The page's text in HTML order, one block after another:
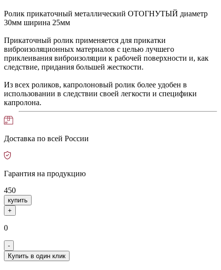
Ролик прикаточный металлический ОТОГНУТЫЙ диаметр
30мм ширина 25мм
Прикаточный ролик применяется для прикатки
виброизоляционных материалов с целью лучшего
приклеивания виброизоляции к рабочей поверхности и, как
следствие, придания большей жесткости.
Из всех роликов, капролоновый ролик более удобен в
использовании в следствии своей легкости и специфики
капролона.
Доставка по всей России
Гарантия на продукцию
450
купить
+
0
-
Купить в один клик